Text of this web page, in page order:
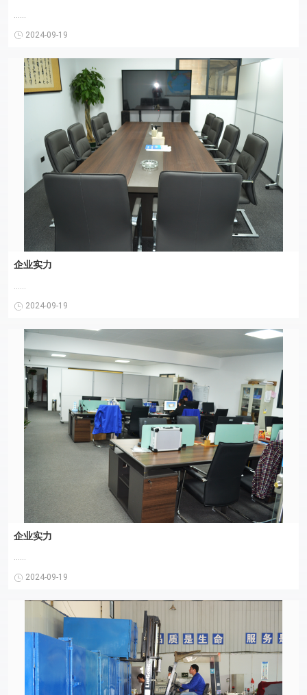
2024-09-19
企业实力
......
2024-09-19
企业实力
......
2024-09-19